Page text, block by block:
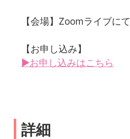
【会場】Zoomライブにて
【お申し込み】
▶お申し込みはこちら
詳細